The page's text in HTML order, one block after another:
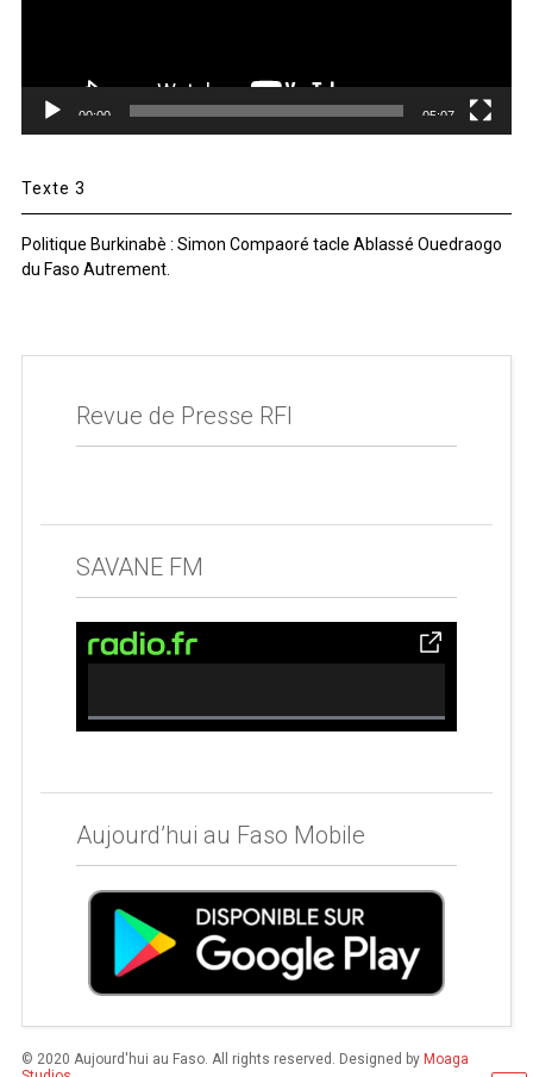
00:00 05:07
Texte 3
Politique Burkinabè : Simon Compaoré tacle Ablassé Ouedraogo
du Faso Autrement.
Revue de Presse RFI
SAVANE FM
0% Complete
Aujourd’hui au Faso Mobile
© 2020 Aujourd'hui au Faso. All rights reserved. Designed by Moaga